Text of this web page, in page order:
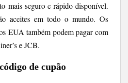
mais seguro e rápido disponível.
aceites em todo o mundo. Os
EUA também podem pagar com
e JCB.
de cupão